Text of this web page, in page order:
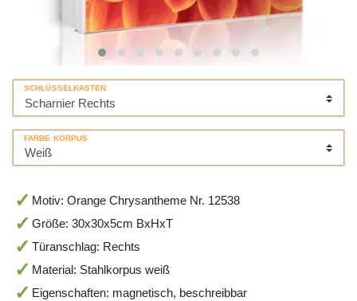
SCHLÜSSELKASTEN
FARBE KORPUS
Motiv: Orange Chrysantheme Nr. 12538
Größe: 30x30x5cm BxHxT
Türanschlag: Rechts
Material: Stahlkorpus weiß
Eigenschaften: magnetisch, beschreibbar